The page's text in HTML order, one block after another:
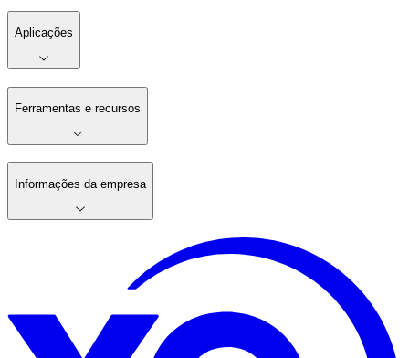
Aplicações
Ferramentas e recursos
Informações da empresa